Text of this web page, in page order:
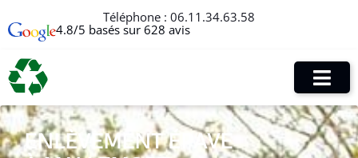
Téléphone : 06.11.34.63.58
4.8/5 basés sur 628 avis
ENLÈVEMENT ÉPAVE